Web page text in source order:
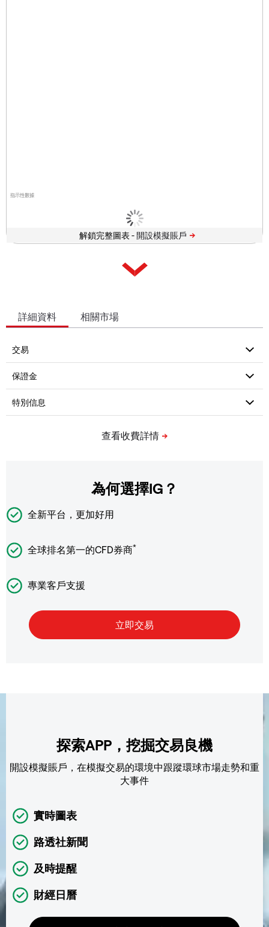
指示性數據
解鎖完整圖表 -
詳細資料 相關市場
為何選擇IG？
全新平台，更加好用
全球排名第一的CFD券商*
專業客戶支援
探索APP，挖掘交易良機
開設模擬賬戶，在模擬交易的環境中跟蹤環球市場走勢和重
大事件
實時圖表
路透社新聞
及時提醒
財經日曆